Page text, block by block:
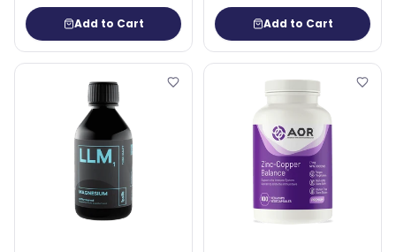
Add to Cart Add to Cart